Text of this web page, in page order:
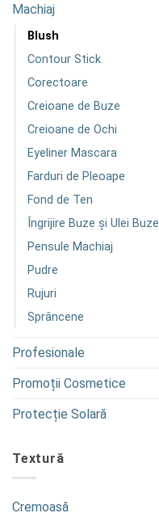
Machiaj
Blush
Contour Stick
Corectoare
Creioane de Buze
Creioane de Ochi
Eyeliner Mascara
Farduri de Pleoape
Fond de Ten
Îngrijire Buze și Ulei Buze
Pensule Machiaj
Pudre
Rujuri
Sprâncene
Profesionale
Promoții Cosmetice
Protecție Solară
Textură
Cremoasă